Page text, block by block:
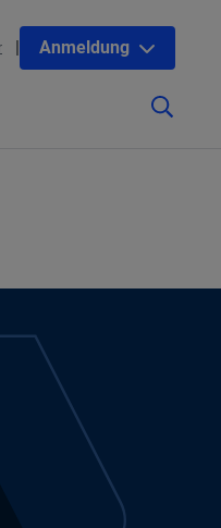
Anmeldung